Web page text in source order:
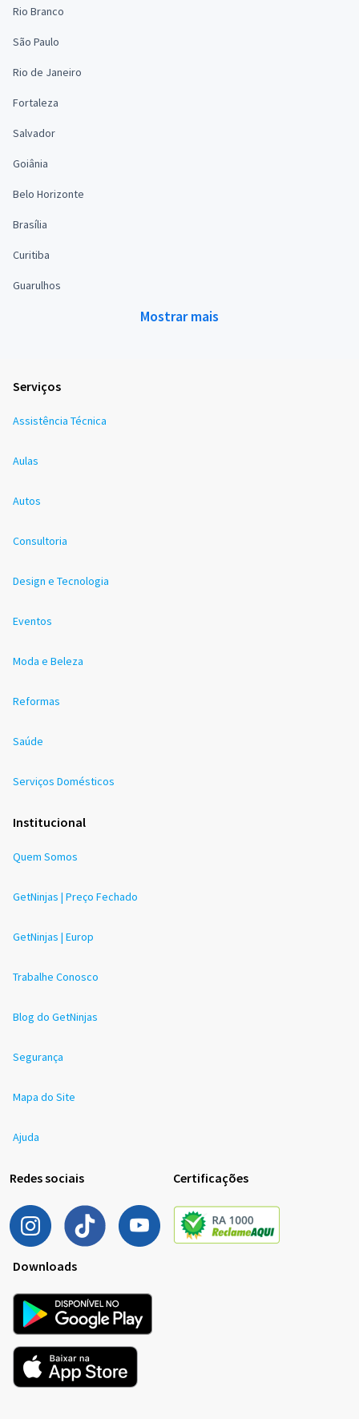
Rio Branco
São Paulo
Rio de Janeiro
Fortaleza
Salvador
Goiânia
Belo Horizonte
Brasília
Curitiba
Guarulhos
Mostrar mais
Serviços
Assistência Técnica
Aulas
Autos
Consultoria
Design e Tecnologia
Eventos
Moda e Beleza
Reformas
Saúde
Serviços Domésticos
Institucional
Quem Somos
GetNinjas | Preço Fechado
GetNinjas | Europ
Trabalhe Conosco
Blog do GetNinjas
Segurança
Mapa do Site
Ajuda
Redes sociais Certificações
Downloads